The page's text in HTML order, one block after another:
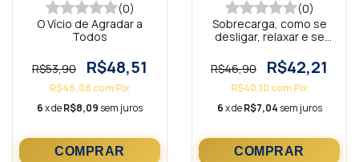
(0)
O Vício de Agradar a
Todos
R$53,90 R$48,51
R$46,08 comPix
6x deR$8,09 sem juros
(0)
Sobrecarga, como se
desligar, relaxar e se
R$46,90
R$42,21
R$40,10 comPix
6x deR$7,04 sem juros